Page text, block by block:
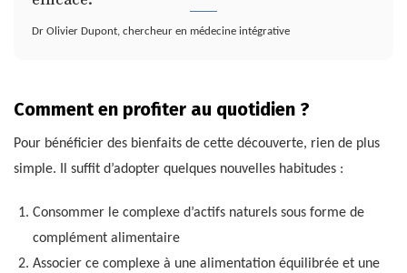
Dr Olivier Dupont, chercheur en médecine intégrative
Comment en profiter au quotidien ?
Pour bénéficier des bienfaits de cette découverte, rien de plus
simple. Il suffit d’adopter quelques nouvelles habitudes :
Consommer le complexe d’actifs naturels sous forme de
complément alimentaire
Associer ce complexe à une alimentation équilibrée et une